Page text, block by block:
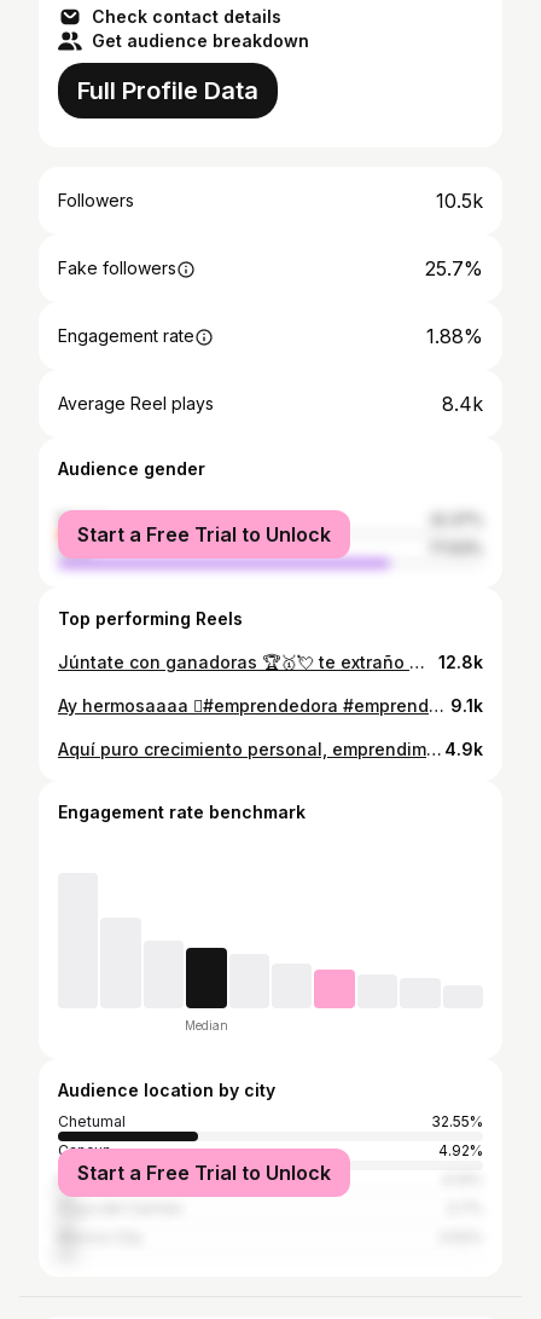
Check contact details
Get audience breakdown
Full Profile Data
Followers 10.5k
Fake followers 25.7%
Engagement rate 1.88%
Average Reel plays 8.4k
Audience gender
female
male
Start a Free Trial to Unlock
Top performing Reels
Júntate con ganadoras 🏆🥇💘 te extraño @yulianaahernandez 🥹 @booty_.camp 💗✨ #emprendedora #emprender #empresaria #emprendimiento #negocios 12.8k
Ay hermosaaaa 🫩#emprendedora #emprender #empresaria #emprendimiento 9.1k
Aquí puro crecimiento personal, emprendimientos, y mi vida en mi transformación a empresaria ✨💻💘🥹🙏🏻 #emprendedora #emprender #empresaria #draemprendimiento #emprendimiento 4.9k
Engagement rate benchmark
Median
Audience location by city
Chetumal
32.55%
Cancun
4.92%
Mérida
Start a Free Trial to Unlock